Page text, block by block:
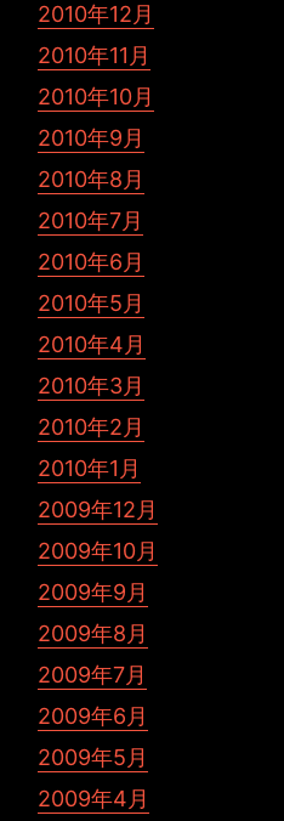
2010年12月
2010年11月
2010年10月
2010年9月
2010年8月
2010年7月
2010年6月
2010年5月
2010年4月
2010年3月
2010年2月
2010年1月
2009年12月
2009年10月
2009年9月
2009年8月
2009年7月
2009年6月
2009年5月
2009年4月